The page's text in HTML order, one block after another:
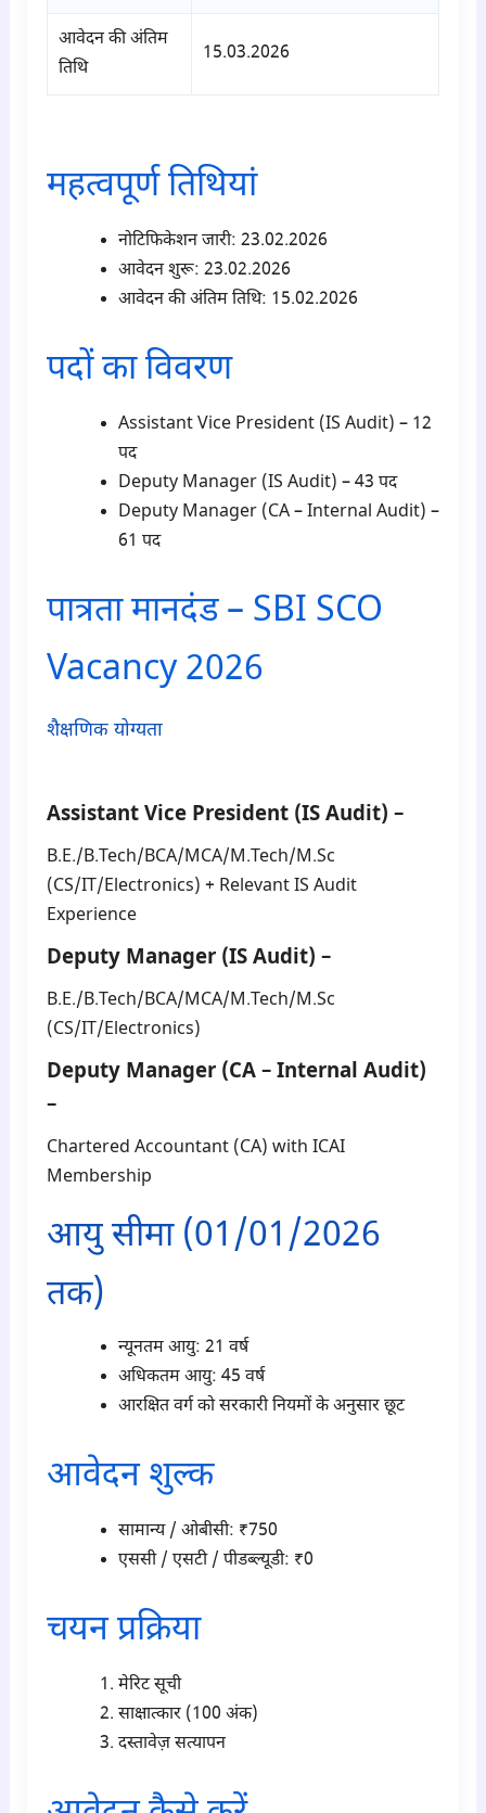
आवेदन की अंतिम
तिथि
15.03.2026
महत्वपूर्ण तिथियां
नोटिफिकेशन जारी: 23.02.2026
आवेदन शुरू: 23.02.2026
आवेदन की अंतिम तिथि: 15.02.2026
पदों का विवरण
Assistant Vice President (IS Audit) – 12
पद
Deputy Manager (IS Audit) – 43 पद
Deputy Manager (CA – Internal Audit) –
61 पद
पात्रता मानदंड – SBI SCO
Vacancy 2026
शैक्षणिक योग्यता
Assistant Vice President (IS Audit) –
B.E./B.Tech/BCA/MCA/M.Tech/M.Sc
(CS/IT/Electronics) + Relevant IS Audit
Experience
Deputy Manager (IS Audit) –
B.E./B.Tech/BCA/MCA/M.Tech/M.Sc
(CS/IT/Electronics)
Deputy Manager (CA – Internal Audit)
–
Chartered Accountant (CA) with ICAI
Membership
आयु सीमा (01/01/2026
तक)
न्यूनतम आयु: 21 वर्ष
अधिकतम आयु: 45 वर्ष
आरक्षित वर्ग को सरकारी नियमों के अनुसार छूट
आवेदन शुल्क
सामान्य / ओबीसी: ₹750
एससी / एसटी / पीडब्ल्यूडी: ₹0
चयन प्रक्रिया
मेरिट सूची
साक्षात्कार (100 अंक)
दस्तावेज़ सत्यापन